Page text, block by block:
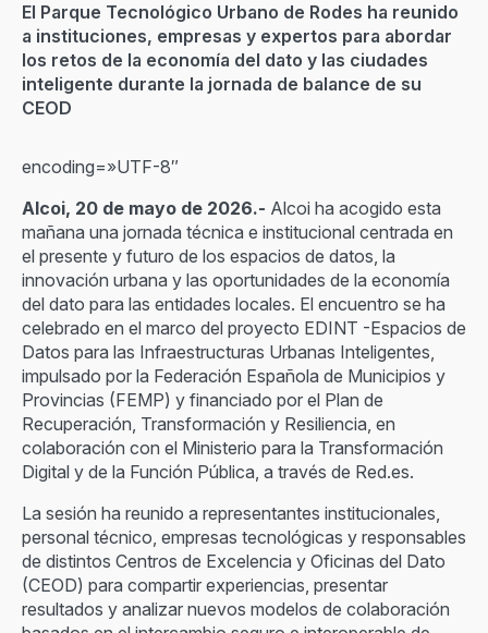
El Parque Tecnológico Urbano de Rodes ha reunido
a instituciones, empresas y expertos para abordar
los retos de la economía del dato y las ciudades
inteligente durante la jornada de balance de su
CEOD
encoding=»UTF-8″
Alcoi, 20 de mayo de 2026.- Alcoi ha acogido esta
mañana una jornada técnica e institucional centrada en
el presente y futuro de los espacios de datos, la
innovación urbana y las oportunidades de la economía
del dato para las entidades locales. El encuentro se ha
celebrado en el marco del proyecto EDINT -Espacios de
Datos para las Infraestructuras Urbanas Inteligentes,
impulsado por la Federación Española de Municipios y
Provincias (FEMP) y financiado por el Plan de
Recuperación, Transformación y Resiliencia, en
colaboración con el Ministerio para la Transformación
Digital y de la Función Pública, a través de Red.es.
La sesión ha reunido a representantes institucionales,
personal técnico, empresas tecnológicas y responsables
de distintos Centros de Excelencia y Oficinas del Dato
(CEOD) para compartir experiencias, presentar
resultados y analizar nuevos modelos de colaboración